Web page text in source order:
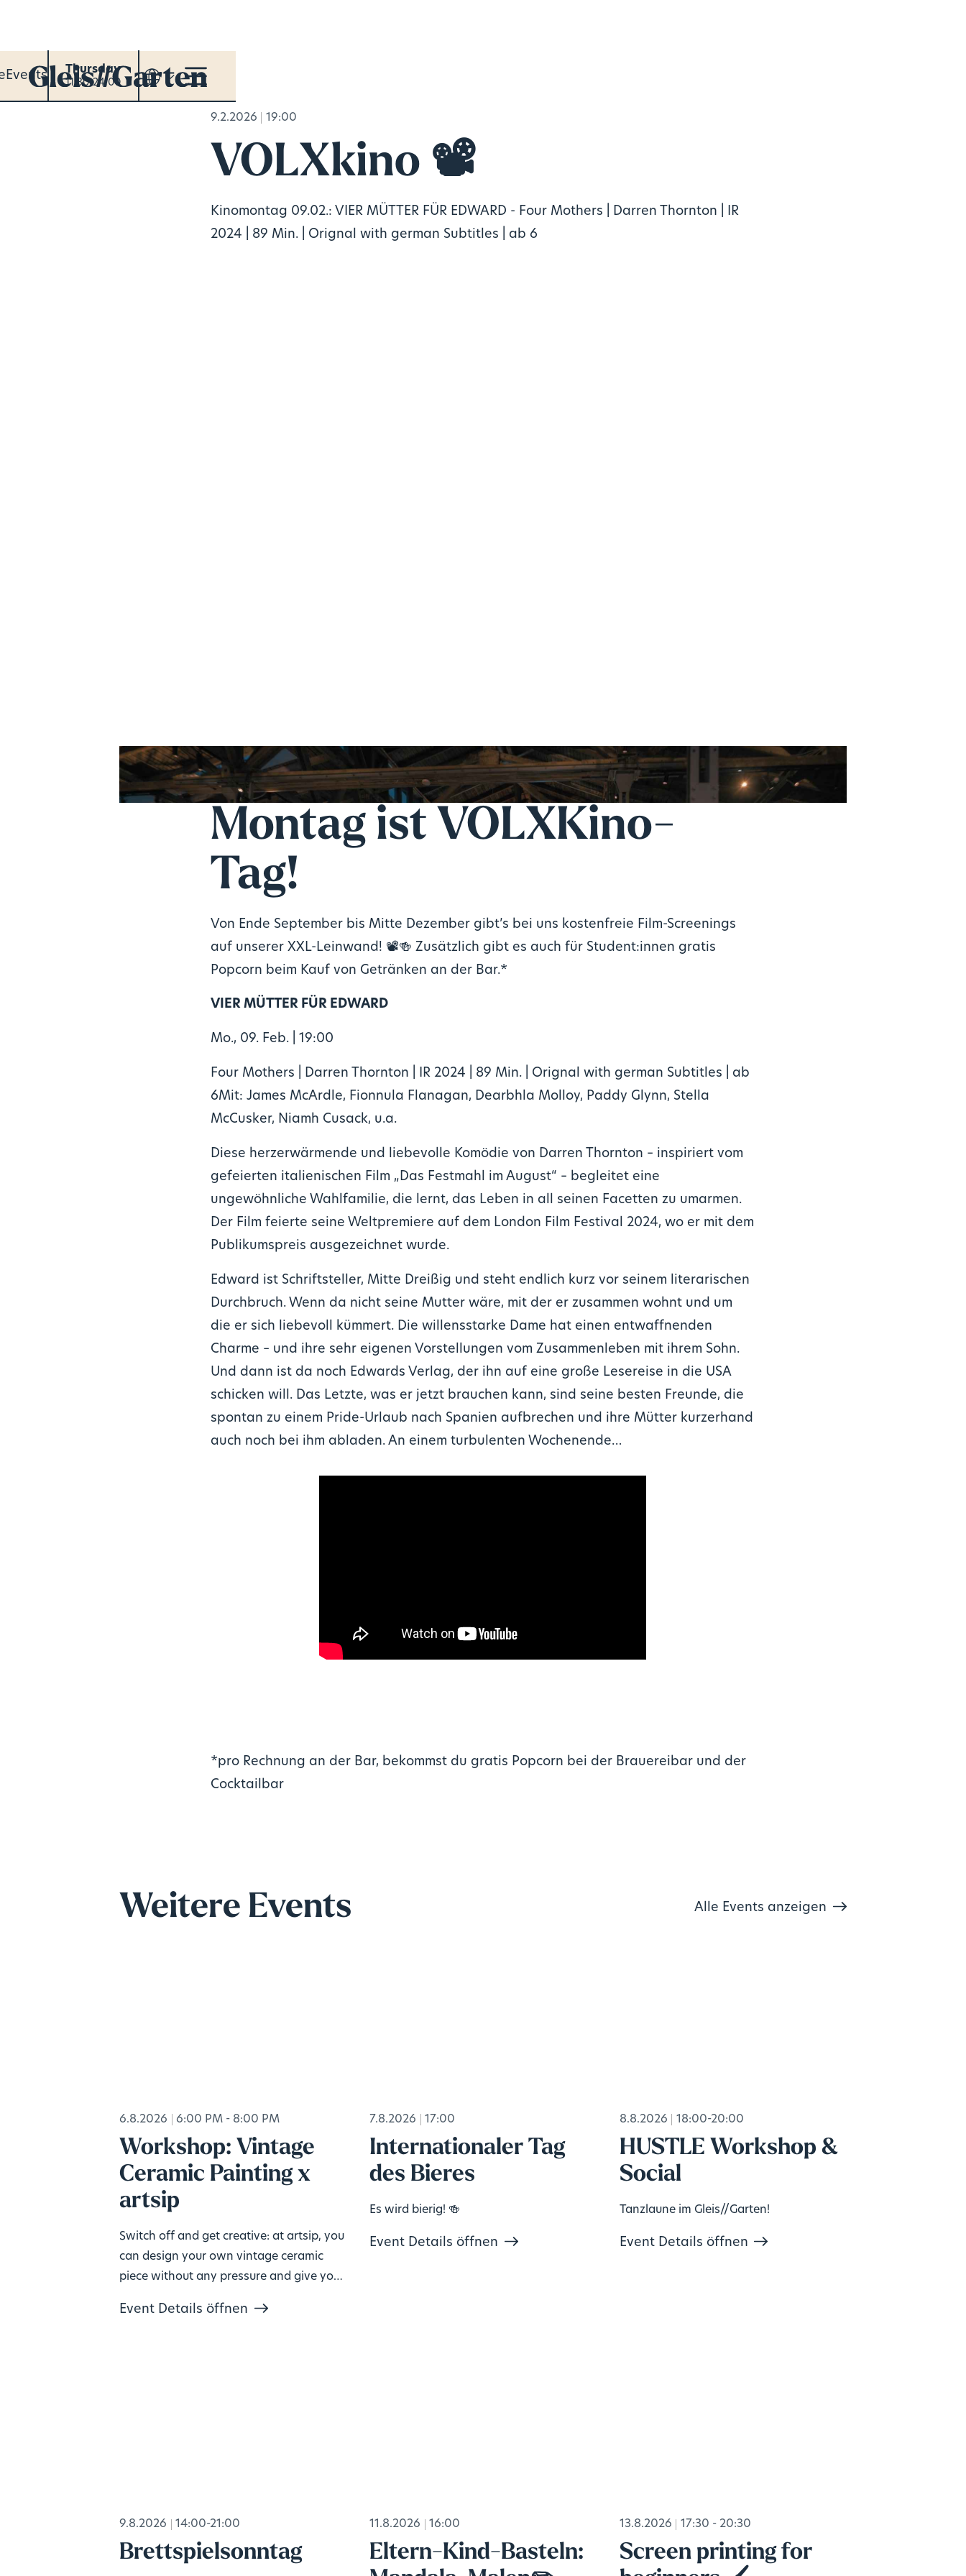
Events Thursday
11:30-24:00
9.2.2026 19:00
VOLXkino 📽
Kinomontag 09.02.: VIER MÜTTER FÜR EDWARD - Four Mothers | Darren Thornton | IR
2024 | 89 Min. | Orignal with german Subtitles | ab 6
Montag ist VOLXKino-
Tag!
Von Ende September bis Mitte Dezember gibt’s bei uns kostenfreie Film-Screenings
auf unserer XXL-Leinwand! 📽️🍻 Zusätzlich gibt es auch für Student:innen gratis
Popcorn beim Kauf von Getränken an der Bar.*
VIER MÜTTER FÜR EDWARD
Mo., 09. Feb. | 19:00
Four Mothers | Darren Thornton | IR 2024 | 89 Min. | Orignal with german Subtitles | ab
6Mit: James McArdle, Fionnula Flanagan, Dearbhla Molloy, Paddy Glynn, Stella
McCusker, Niamh Cusack, u.a.
Diese herzerwärmende und liebevolle Komödie von Darren Thornton – inspiriert vom
gefeierten italienischen Film „Das Festmahl im August“ – begleitet eine
ungewöhnliche Wahlfamilie, die lernt, das Leben in all seinen Facetten zu umarmen.
Der Film feierte seine Weltpremiere auf dem London Film Festival 2024, wo er mit dem
Publikumspreis ausgezeichnet wurde.
Edward ist Schriftsteller, Mitte Dreißig und steht endlich kurz vor seinem literarischen
Durchbruch. Wenn da nicht seine Mutter wäre, mit der er zusammen wohnt und um
die er sich liebevoll kümmert. Die willensstarke Dame hat einen entwaffnenden
Charme – und ihre sehr eigenen Vorstellungen vom Zusammenleben mit ihrem Sohn.
Und dann ist da noch Edwards Verlag, der ihn auf eine große Lesereise in die USA
schicken will. Das Letzte, was er jetzt brauchen kann, sind seine besten Freunde, die
spontan zu einem Pride-Urlaub nach Spanien aufbrechen und ihre Mütter kurzerhand
auch noch bei ihm abladen. An einem turbulenten Wochenende…
*pro Rechnung an der Bar, bekommst du gratis Popcorn bei der Brauereibar und der
Cocktailbar
Weitere Events Alle Events anzeigen
6.8.2026 6:00 PM - 8:00 PM
Workshop: Vintage
Ceramic Painting x
artsip
Switch off and get creative: at artsip, you
can design your own vintage ceramic
piece without any pressure and give your
Event Details öffnen
7.8.2026 17:00
Internationaler Tag
des Bieres
Es wird bierig! 🍻
Event Details öffnen
8.8.2026 18:00-20:00
HUSTLE Workshop &
Social
Tanzlaune im Gleis//Garten!
Event Details öffnen
9.8.2026 14:00-21:00
Brettspielsonntag
11.8.2026 16:00
Eltern-Kind-Basteln:
13.8.2026 17:30 - 20:30
Screen printing for